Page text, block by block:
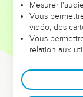
leur donna tous
montagne de
Lorsque Moïse
son visage.
Quand Moïse
ôtait le voile,
Mesurer
Vous
vidéo, des
Vous
relation aux